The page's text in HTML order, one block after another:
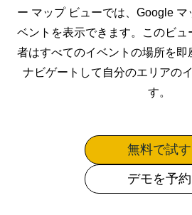
ー マップ ビューでは、Google マ
ベントを表示できます。このビ
者はすべてのイベントの場所を即
ナビゲートして自分のエリアの
す。
無料で試す
デモを予約